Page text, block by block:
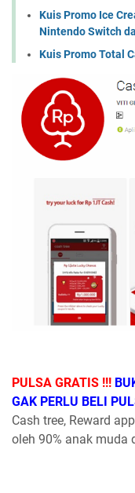
Kuis Promo Ice
Nintendo Switch
Kuis Promo Total
PULSA GRATIS !!!
GAK PERLU BELI
Cash tree, Reward
oleh 90% anak muda